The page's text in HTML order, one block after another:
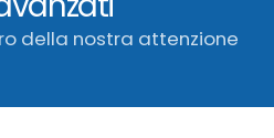
della nostra attenzione